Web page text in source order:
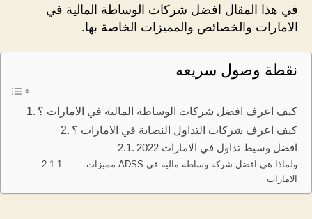
في هذا المقال افضل شركات الوساطة المالية في
الامارات والخصائص والمميزات الخاصة بها.
نقطة وصول سريعه
كيف اعرف افضل شركات الوساطة المالية في الامارات ؟
كيف اعرف شركات التداول النصابة في الامارات ؟
افضل وسيط تداول في الامارات 2022
مميزات ADSS ولماذا هي افضل شركة وساطة مالية في
الامارات